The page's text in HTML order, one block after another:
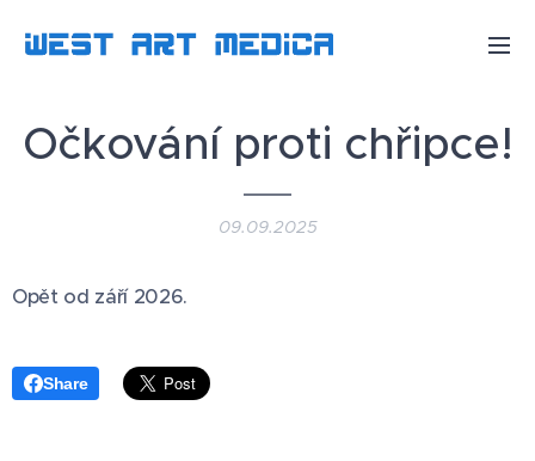
Očkování proti chřipce!
09.09.2025
Opět od září 2026.
Share